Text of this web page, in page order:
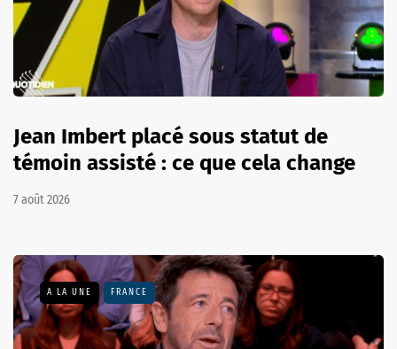
Jean Imbert placé sous statut de
témoin assisté : ce que cela change
7 août 2026
A LA UNE FRANCE